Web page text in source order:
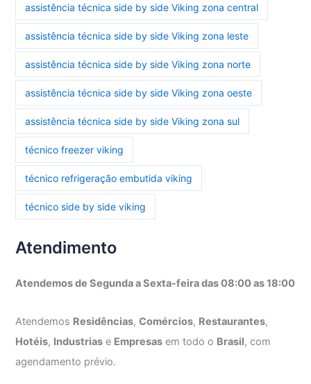
assistência técnica side by side Viking zona central
assistência técnica side by side Viking zona leste
assistência técnica side by side Viking zona norte
assistência técnica side by side Viking zona oeste
assistência técnica side by side Viking zona sul
técnico freezer viking
técnico refrigeração embutida viking
técnico side by side viking
Atendimento
Atendemos de Segunda a Sexta-feira das 08:00 as 18:00
Atendemos Residências,Comércios, Restaurantes,
Hotéis, Industrias e Empresas em todo o Brasil, com
agendamento prévio.